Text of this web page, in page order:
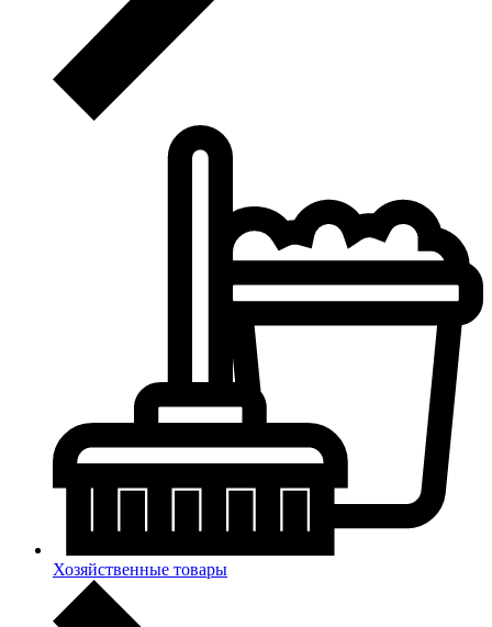
Хозяйственные товары